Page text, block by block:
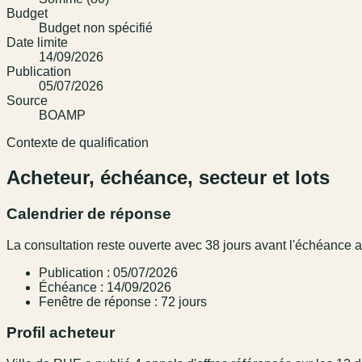
Budget
Budget non spécifié
Date limite
14/09/2026
Publication
05/07/2026
Source
BOAMP
Contexte de qualification
Acheteur, échéance, secteur et lots
Calendrier de réponse
La consultation reste ouverte avec 38 jours avant l'échéance
Publication : 05/07/2026
Échéance : 14/09/2026
Fenêtre de réponse : 72 jours
Profil acheteur